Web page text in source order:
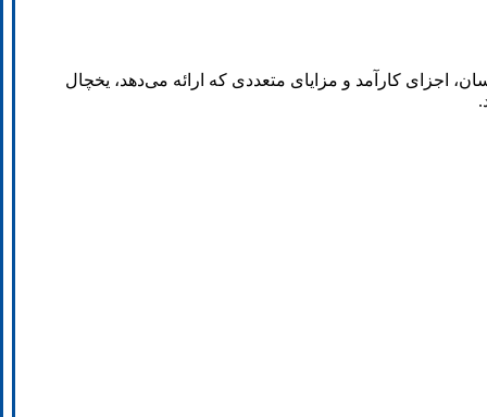
اجزای کارآمد و مزایای متعددی که ارائه می‌دهد، یخچال